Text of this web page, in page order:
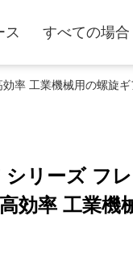
ス すべての場合
率 工業機械用の螺旋ギ
リーズ フ
効率 工業機